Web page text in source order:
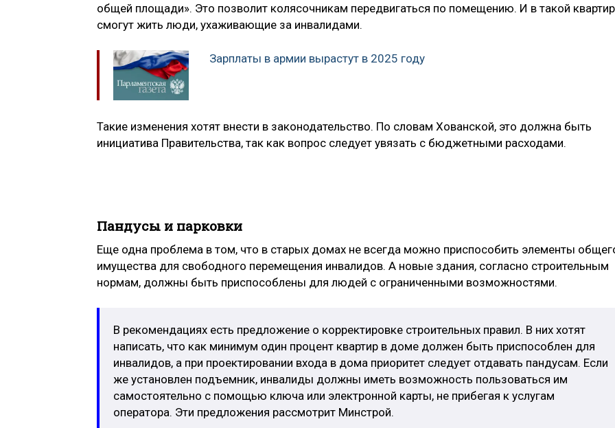
общей площади». Это позволит колясочникам передвигаться по помещению. И в такой
смогут жить люди, ухаживающие за инвалидами.
Зарплаты в армии вырастут в 2025 году
Такие изменения хотят внести в законодательство. По словам Хованской, это должна быть
инициатива Правительства, так как вопрос следует увязать с бюджетными
Пандусы и парковки
Еще одна проблема в том, что в старых домах не всегда можно приспособить элементы
имущества для свободного перемещения инвалидов. А новые здания, согласно строительным
нормам, должны быть приспособлены для людей с ограниченными возможностями.
В рекомендациях есть предложение о корректировке строительных правил. В них хотят
написать, что как минимум один процент квартир в доме должен быть приспособлен для
инвалидов, а при проектировании входа в дома приоритет следует отдавать пандусам. Если
же установлен подъемник, инвалиды должны иметь возможность пользоваться им
самостоятельно с помощью ключа или электронной карты, не прибегая к услугам
оператора. Эти предложения рассмотрит Минстрой.